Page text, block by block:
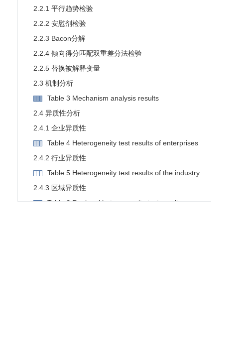
2.2.1 平行趋势检验
2.2.2 安慰剂检验
2.2.3 Bacon分解
2.2.4 倾向得分匹配双重差分法检验
2.2.5 替换被解释变量
2.3 机制分析
Table 3 Mechanism analysis results
2.4 异质性分析
2.4.1 企业异质性
Table 4 Heterogeneity test results of enterprises
2.4.2 行业异质性
Table 5 Heterogeneity test results of the industry
2.4.3 区域异质性
Table 6 Regional heterogeneity test results